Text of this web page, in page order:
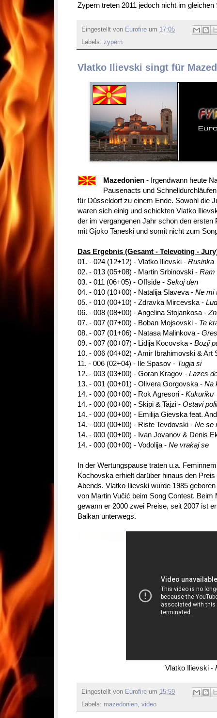
Zypern treten 2011 jedoch nicht im
Eingestellt von Eurofire um 17:05
Labels: zypern
Vlatko Ilievski singt für
Mazedonien - Irgendwann heute
Pausenacts und
für Düsseldorf zu einem Ende. Sowohl die
waren sich einig und schickten Vlatko
der im vergangenen Jahr schon den ersten
mit Gjoko Taneski und somit nicht zum
Das Ergebnis (Gesamt - Televoting -
01. - 024 (12+12) - Vlatko Ilievski - Rusinka
02. - 013 (05+08) - Martin Srbinovski - Ram
03. - 011 (06+05) - Offside - Sekoj den
04. - 010 (10+00) - Natalija Slaveva - Ne mi
05. - 010 (00+10) - Zdravka Mircevska -
06. - 008 (08+00) - Angelina Stojankosa -
07. - 007 (07+00) - Boban Mojsovski - Te
08. - 007 (01+06) - Natasa Malinkova -
09. - 007 (00+07) - Lidija Kocovska - Bozji
10. - 006 (04+02) - Amir Ibrahimovski & Art
11. - 006 (02+04) - Ile Spasov - Tugja si
12. - 003 (03+00) - Goran Kragov - Lazes
13. - 001 (00+01) - Olivera Gorgovska - Na
14. - 000 (00+00) - Rok Agresori - Kukuriku
14. - 000 (00+00) - Skipi & Tajzi - Ostavi
14. - 000 (00+00) - Emilija Gievska feat.
14. - 000 (00+00) - Riste Tevdovski - Ne se
14. - 000 (00+00) - Ivan Jovanov & Denis
14. - 000 (00+00) - Vodolija - Ne vrakaj se
In der Wertungspause traten u.a.
Kochovska erhielt darüber hinaus den
Abends. Vlatko Ilievski wurde 1985
von Martin Vučić beim Song Contest. Beim
gewann er 2000 zwei Preise, seit 2007 ist
Balkan unterwegs.
Vlatko Ilievski -
Eingestellt von Eurofire um 15:59
Labels: mazedonien, video